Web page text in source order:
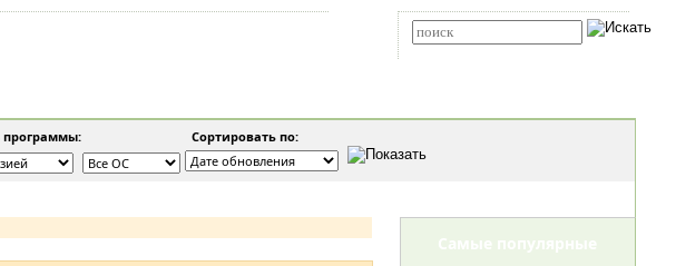
программы: Сортировать по:
Самые популярные